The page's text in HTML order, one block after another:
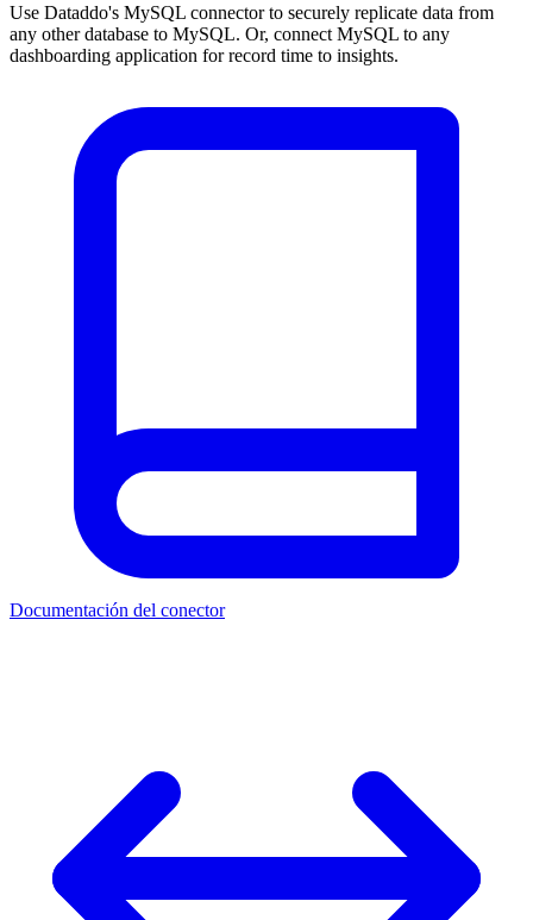
Use Dataddo's MySQL connector to securely replicate data from
any other database to MySQL. Or, connect MySQL to any
dashboarding application for record time to insights.
Documentación del conector